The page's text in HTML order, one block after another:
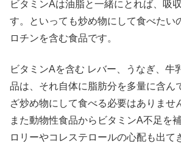
ビタミンAは油脂と一緒にとれば、吸
す。といっても炒め物にして食べたい
ロチンを含む食品です。
ビタミンAを含む レバー、うなぎ、牛
品は、それ自体に脂肪分を多量に含ん
ざ炒め物にして食べる必要はありませ
また動物性食品からビタミンA不足を
ロリーやコレステロールの心配も出て